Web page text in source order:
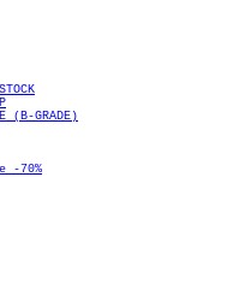
(B-GRADE)
-70%